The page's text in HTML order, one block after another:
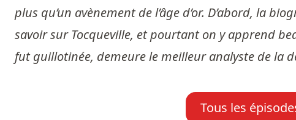
plus qu’un avènement de l’âge d’or. D’abord, la
savoir sur Tocqueville, et pourtant on y apprend
fut guillotinée, demeure le meilleur analyste de la
Tous les